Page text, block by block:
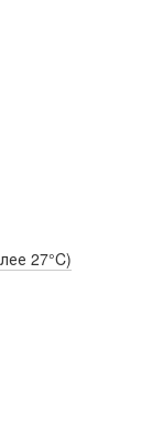
27°C)